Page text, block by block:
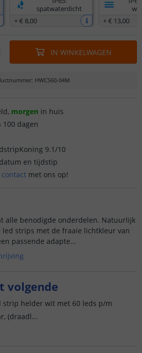
spatwaterdicht
+€ 8,00
+€ 13,00
IN WINKELWAGEN
: HWCS60-04M
morgen in huis
dagen
9.1/10
en tijdstip
contact met ons op!
alle benodigde onderdelen. Natuurlijk
strips met de fraaie lichtkleur van
passende adapte...
volgende
strip helder wit met 60 leds p/m
(draadl...